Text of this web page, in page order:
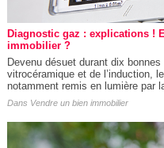
Diagnostic gaz : explications !
immobilier ?
Devenu désuet durant dix
vitrocéramique et de l’induction,
notamment remis en lumière par
Dans Vendre un bien immobilier